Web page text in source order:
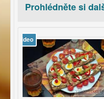
Prohlédněte si